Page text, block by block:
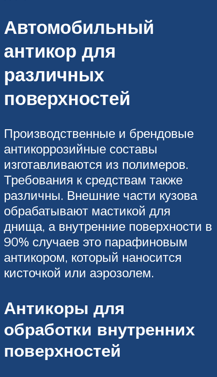
Автомобильный
антикор для
различных
поверхностей
Производственные и брендовые
антикоррозийные составы
изготавливаются из полимеров.
Требования к средствам также
различны. Внешние части кузова
обрабатывают мастикой для
днища, а внутренние поверхности в
90% случаев это парафиновым
антикором, который наносится
кисточкой или аэрозолем.
Антикоры для
обработки внутренних
поверхностей